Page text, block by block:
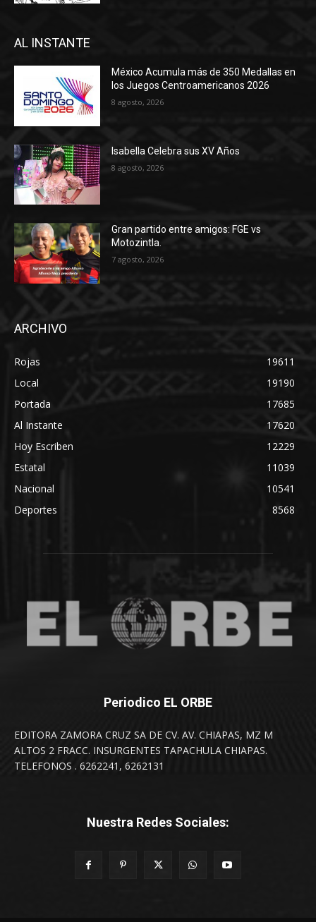
AL INSTANTE
México Acumula más de 350 Medallas en
los Juegos Centroamericanos 2026
8 agosto, 2026
Isabella Celebra sus XV Años
8 agosto, 2026
Gran partido entre amigos: FGE vs
Motozintla.
7 agosto, 2026
ARCHIVO
Rojas
19611
Local
19190
Portada
17685
Al Instante
17620
Hoy Escriben
12229
Estatal
11039
Nacional
10541
Deportes
8568
Periodico EL ORBE
EDITORA ZAMORA CRUZ SA DE CV. AV. CHIAPAS, MZ M
ALTOS 2 FRACC. INSURGENTES TAPACHULA CHIAPAS.
TELEFONOS . 6262241, 6262131
Nuestra Redes Sociales: